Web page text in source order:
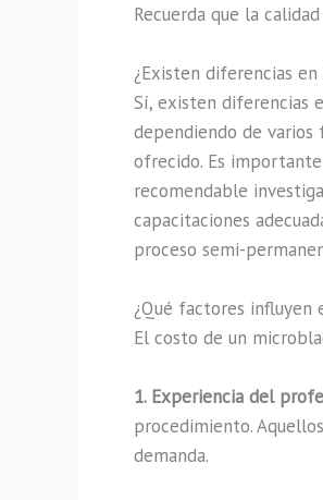
Recuerda que la
¿Existen diferencias
Sí, existen diferencias
dependiendo de
ofrecido. Es
recomendable
capacitaciones
proceso semi-
¿Qué factores influyen
El costo de un
1. Experiencia del
procedimiento.
demanda.